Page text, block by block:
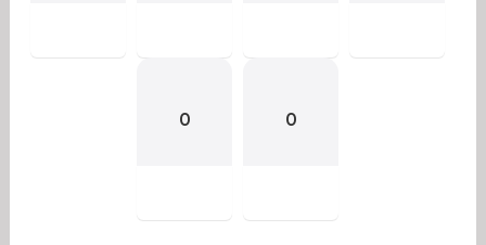
0 0